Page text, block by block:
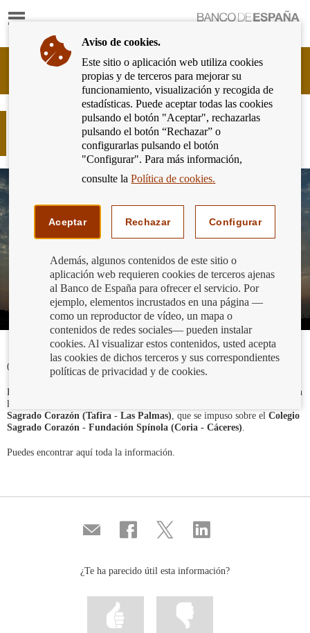
Mostrar
Ir
página
de
inicio
del
Banco
de
España
Cliente
Bancario
Banco
España
Eurosistema,
Y el ganador del concurso de
conocimientos financieros 2019 es…
07/10/2019
Hoy se ha celebrado la final del Concurso de Conocimientos Financieros en
la sede central del Banco de España resultando ganador el
Sagrado Corazón (Tafira - Las Palmas), que se impuso sobre el Colegio
Sagrado Corazón - Fundación Spínola (Coria - Cáceres).
Puedes encontrar aquí toda la información.
Compartir
por
Compartir
en
Compartir
en
Compartir
en
¿Te ha parecido útil esta información?
Marcar
información
Aviso de cookies.
Este sitio o aplicación web utiliza cookies
propias y de terceros para mejorar su
funcionamiento, visualización y recogida de
estadísticas. Puede aceptar todas las cookies
pulsando el botón "Aceptar", rechazarlas
pulsando el botón “Rechazar” o
configurarlas pulsando el botón
"Configurar". Para más información,
consulte laPolítica de cookies.
Aceptar Rechazar Configurar
Además, algunos contenidos de este sitio o
aplicación web requieren cookies de terceros ajenas
al Banco de España para ofrecer el servicio. Por
ejemplo, elementos incrustados en una página —
como un reproductor de vídeo, un mapa o
contenidos de redes sociales— pueden instalar
cookies. Al visualizar estos contenidos, usted acepta
las cookies de dichos terceros y sus correspondientes
políticas de privacidad y de cookies.